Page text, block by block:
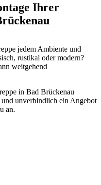
Ihrer
jedem Ambiente und
rustikal oder modern?
weitgehend
in Bad Brückenau
unverbindlich ein Angebot
an.